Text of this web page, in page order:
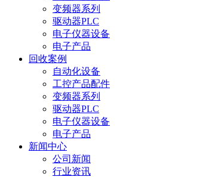
变频器系列
驱动器PLC
电子仪器设备
电子产品
回收案例
自动化设备
工控产品配件
变频器系列
驱动器PLC
电子仪器设备
电子产品
新闻中心
公司新闻
行业资讯